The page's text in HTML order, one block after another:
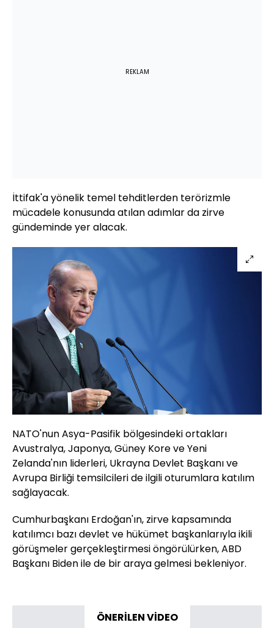
REKLAM
İttifak'a yönelik temel tehditlerden terörizmle
mücadele konusunda atılan adımlar da zirve
gündeminde yer alacak.
NATO'nun Asya-Pasifik bölgesindeki ortakları
Avustralya, Japonya, Güney Kore ve Yeni
Zelanda'nın liderleri, Ukrayna Devlet Başkanı ve
Avrupa Birliği temsilcileri de ilgili oturumlara katılım
sağlayacak.
Cumhurbaşkanı Erdoğan'ın, zirve kapsamında
katılımcı bazı devlet ve hükümet başkanlarıyla ikili
görüşmeler gerçekleştirmesi öngörülürken, ABD
Başkanı Biden ile de bir araya gelmesi bekleniyor.
ÖNERİLEN VİDEO